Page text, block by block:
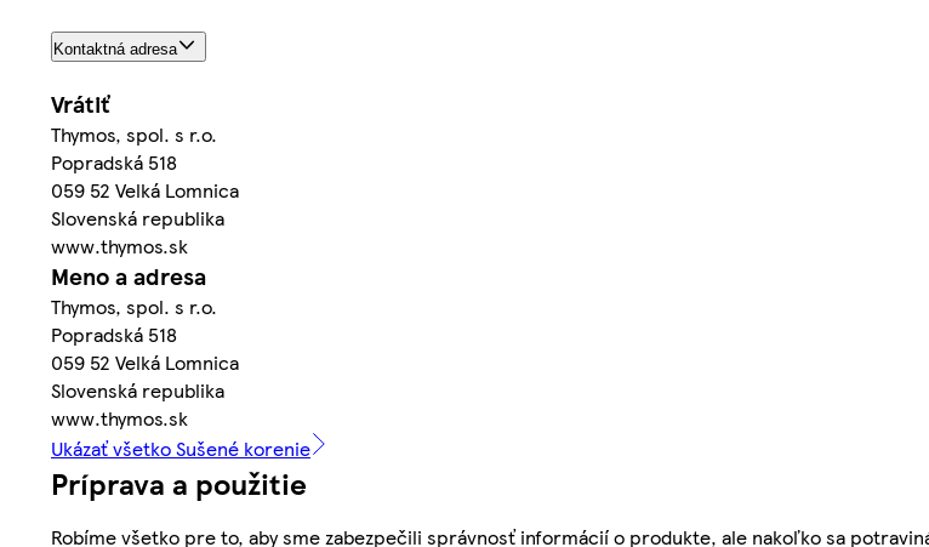
Kontaktná adresa
Vrátiť
Thymos, spol. s r.o.
Popradská 518
059 52 Velká Lomnica
Slovenská republika
www.thymos.sk
Meno a adresa
Thymos, spol. s r.o.
Popradská 518
059 52 Velká Lomnica
Slovenská republika
www.thymos.sk
Ukázať všetko Sušené korenie
Príprava a použitie
Robíme všetko pre to, aby sme zabezpečili správnosť informácií o produkte, ale nakoľko sa